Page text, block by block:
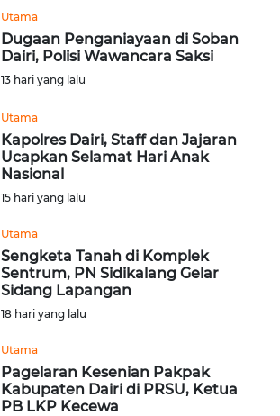
Utama
Dugaan Penganiayaan di Soban
Dairi, Polisi Wawancara Saksi
13 hari yang lalu
Utama
Kapolres Dairi, Staff dan Jajaran
Ucapkan Selamat Hari Anak
Nasional
15 hari yang lalu
Utama
Sengketa Tanah di Komplek
Sentrum, PN Sidikalang Gelar
Sidang Lapangan
18 hari yang lalu
Utama
Pagelaran Kesenian Pakpak
Kabupaten Dairi di PRSU, Ketua
PB LKP Kecewa